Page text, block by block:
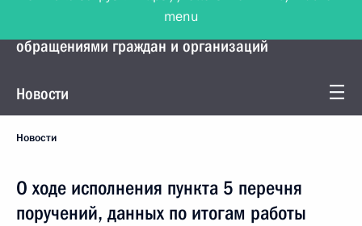
Управление Президента по работе с
обращениями граждан и организаций
Новости
Новости
О ходе исполнения пункта 5 перечня
поручений, данных по итогам работы
menu